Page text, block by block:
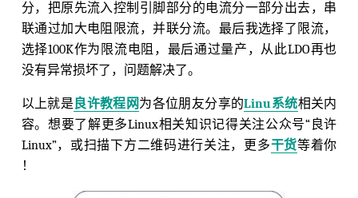
分，把原先流入控制引脚部分的电流分一部分出去，串
联通过加大电阻限流，并联分流。最后我选择了限流，
选择100K作为限流电阻，最后通过量产，从此LDO再也
没有异常损坏了，问题解决了。
以上就是良许教程网为各位朋友分享的Linu系统相关内
容。想要了解更多Linux相关知识记得关注公众号“良许
Linux”，或扫描下方二维码进行关注，更多干货等着你
！